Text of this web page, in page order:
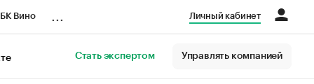
Вино Личный кабинет
Стать экспертом Управлять компанией